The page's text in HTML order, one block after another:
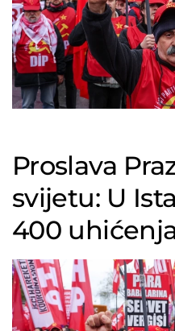
Proslava
svijetu: U
400